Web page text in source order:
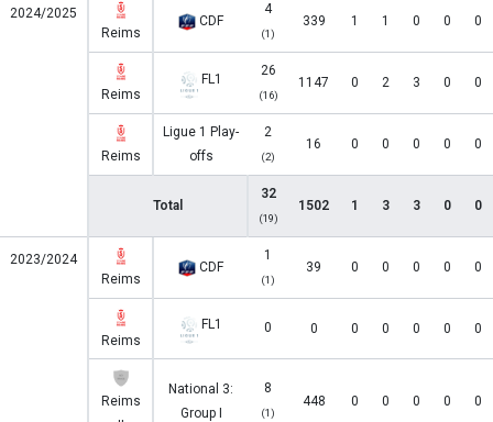
2024/2025
Reims
CDF
4
(1)
339 1 1 0 0 0
Reims
FL1
26
(16)
1147 0 2 3 0 0
Reims
Ligue 1 Play-
offs
2
(2)
16 0 0 0 0 0
Total
32
(19)
1502 1 3 3 0 0
2023/2024
Reims
CDF
1
(1)
39 0 0 0 0 0
Reims
FL1 0 0 0 0 0 0 0
Reims
National 3:
Group I
8
(1)
448 0 0 0 0 0